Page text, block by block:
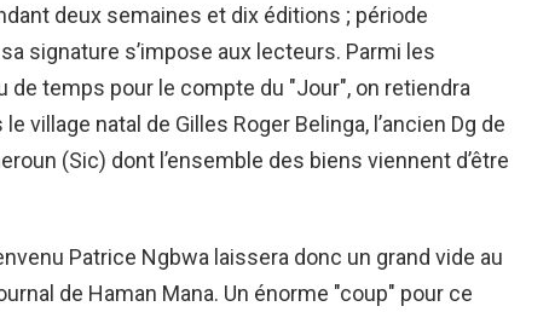
deux semaines et dix éditions ; période
signature s’impose aux lecteurs. Parmi les
de temps pour le compte du "Jour", on retiendra
village natal de Gilles Roger Belinga, l’ancien Dg de
(Sic) dont l’ensemble des biens viennent d’être
Patrice Ngbwa laissera donc un grand vide au
de Haman Mana. Un énorme "coup" pour ce